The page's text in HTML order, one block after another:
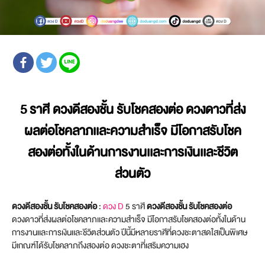
5 ราศี ดวงดีสองชั้น รับโชคสองต่อ ดวงดาวที่ส่ง
ผลต่อโชคลาภเเละความสำเร็จ มีโอกาสรับโชค
สองต่อทั้งในด้านการงานเเละการเงินเเละชีวิต
ส่วนตัว
ดวงดีสองชั้น รับโชคสองต่อ:ดวง D5 ราศีดวงดีสองชั้น รับโชคสองต่อ
ดวงดาวที่ส่งผลต่อโชคลาภเเละความสำเร็จ มีโอกาสรับโชคสองต่อทั้งในด้าน
การงานเเละการเงินเเละชีวิตส่วนตัว ปีนี้มีหลายราศีที่ดวงชะตาสดใสเป็นพิเศษ
มีเกณฑ์ได้รับโชคลาภถึงสองต่อ ดวงชะตาที่เสริมความเฮง